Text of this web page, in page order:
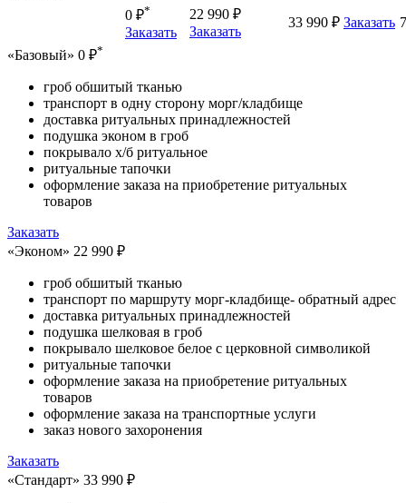
0 ₽*
Заказать
22 990 ₽
Заказать
33 990 ₽ Заказать
«Базовый» 0 ₽*
гроб обшитый тканью
транспорт в одну сторону морг/кладбище
доставка ритуальных принадлежностей
подушка эконом в гроб
покрывало х/б ритуальное
ритуальные тапочки
оформление заказа на приобретение ритуальных
товаров
Заказать
«Эконом» 22 990 ₽
гроб обшитый тканью
транспорт по маршруту морг-кладбище- обратный адрес
доставка ритуальных принадлежностей
подушка шелковая в гроб
покрывало шелковое белое с церковной символикой
ритуальные тапочки
оформление заказа на приобретение ритуальных
товаров
оформление заказа на транспортные услуги
заказ нового захоронения
Заказать
«Стандарт» 33 990 ₽